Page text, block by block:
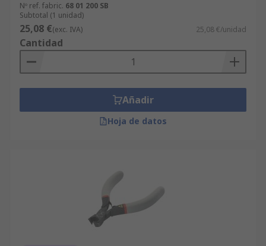
Nº ref. fabric. 68 01 200 SB
Subtotal (1 unidad)
25,08 €(exc. IVA) 25,08 €/unidad
Cantidad
Añadir
Hoja de datos